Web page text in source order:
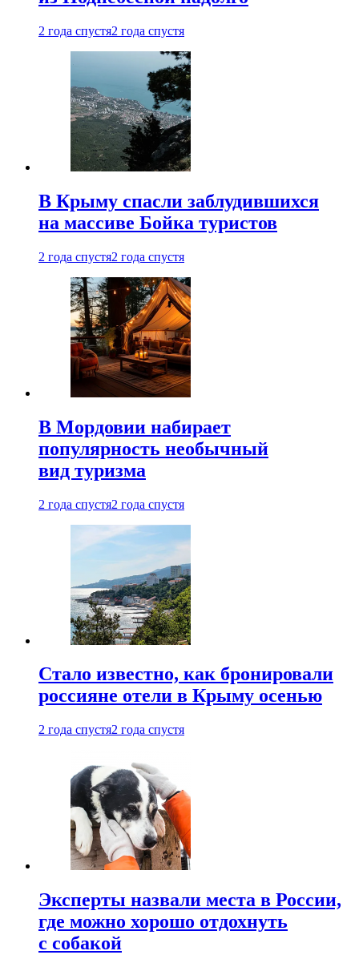
2 года спустя2 года спустя
В Крыму спасли заблудившихся
на массиве Бойка туристов
2 года спустя2 года спустя
В Мордовии набирает
популярность необычный
вид туризма
2 года спустя2 года спустя
Стало известно, как бронировали
россияне отели в Крыму осенью
2 года спустя2 года спустя
Эксперты назвали места в России,
где можно хорошо отдохнуть
с собакой